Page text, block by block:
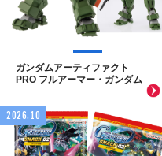
ガンダムアーティファクト
PRO フルアーマー・ガンダム
2026.10